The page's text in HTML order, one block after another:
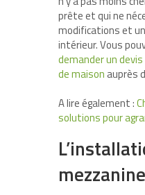
prête et qui ne
modifications et
intérieur. Vous
demander un
de maison auprès
A lire également :
solutions pour
mezzanine